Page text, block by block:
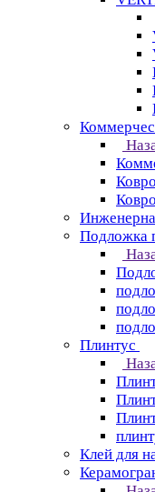
Подложка
Плинтус
Клей для